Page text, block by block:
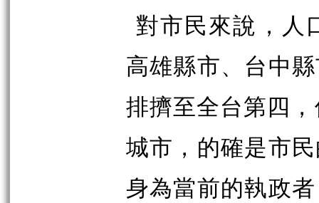
對市民來說，人
高雄縣市、台中
排擠至全台第四
城市，的確是市
身為當前的執政